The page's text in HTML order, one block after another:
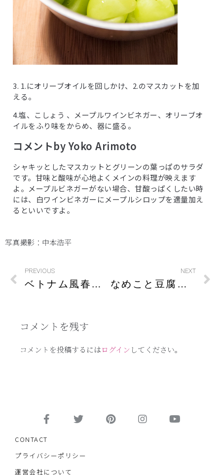
3. 1.にオリーブオイルを回しかけ、2.のマスカットを加
える。
4.塩、こしょう 、メープルワインビネガー、オリーブオ
イルをふり味をからめ、器に盛る。
コメントby Yoko Arimoto
シャキッとしたマスカットとグリーンの葉っぱのサラダ
です。甘味と酸味が心地よくメインの料理が映えます
よ。メープルビネガーがない場合、甘酸っぱくしたい時
には、白ワインビネガーにメープルシロップを適量加え
るといいですよ。
写真撮影：中本浩平
PREVIOUS
ベトナム風春巻き
NEXT
なめこと豆腐の味噌汁
コメントを残す
コメントを投稿するにはログイン してください。
CONTACT
プライバシーポリシー
運営会社について